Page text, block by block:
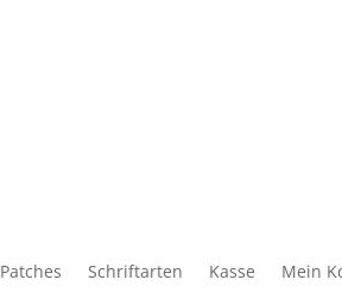
Patches Schriftarten Kasse Mein